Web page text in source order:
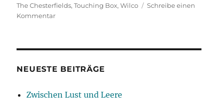
The Chesterfields,Touching Box,Wilco
Schreibe einen
Kommentarzu
NEUESTE BEITRÄGE
Zwischen Lust und Leere